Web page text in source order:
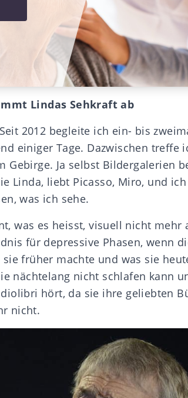
Lindas Sehkraft ab
2012 begleite ich ein- bis
einiger Tage. Dazwischen treffe
Gebirge. Ja selbst Bildergalerien
Linda, liebt Picasso, Miro, und
was ich sehe.
was es heisst, visuell nicht mehr
für depressive Phasen, wenn
früher machte und was sie
nächtelang nicht schlafen kann
hört, da sie ihre geliebten
nicht.